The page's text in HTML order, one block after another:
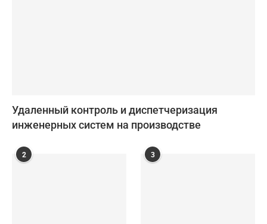
Удаленный контроль и диспетчеризация
инженерных систем на производстве
2 3